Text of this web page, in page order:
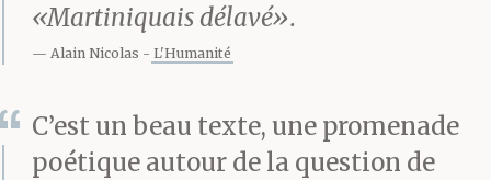
«Martiniquais délavé».
Alain Nicolas L'Humanité
C’est un beau texte, une promenade
poétique autour de la question de